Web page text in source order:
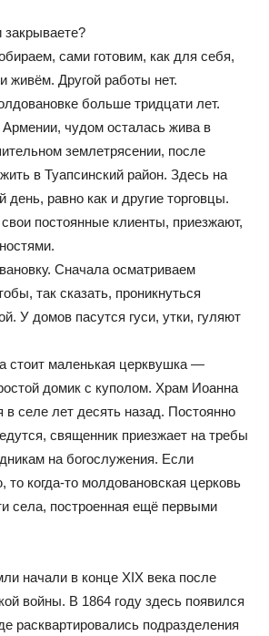
сами готовим, как для себя,
живём. Другой работы нет.
больше тридцати лет.
чудом осталась жива в
землетрясении, после
в Туапсинский район. Здесь на
день, равно как и другие торговцы.
постоянные клиенты, приезжают,
Сначала осматриваем
так сказать, проникнуться
У домов пасутся гуси, утки, гуляют
стоит маленькая церквушка —
домик с куполом. Храм Иоанна
в селе лет десять назад. Постоянно
священник приезжает на требы
на богослужения. Если
то когда-то молдовановская церковь
села, построенная ещё первыми
начали в конце XIX века после
войны. В 1864 году здесь появился
расквартировались подразделения